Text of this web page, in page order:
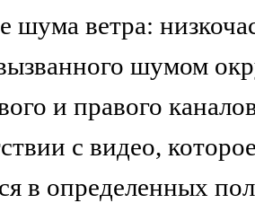
шума ветра:
шумом
и правого
с видео,
в определенных